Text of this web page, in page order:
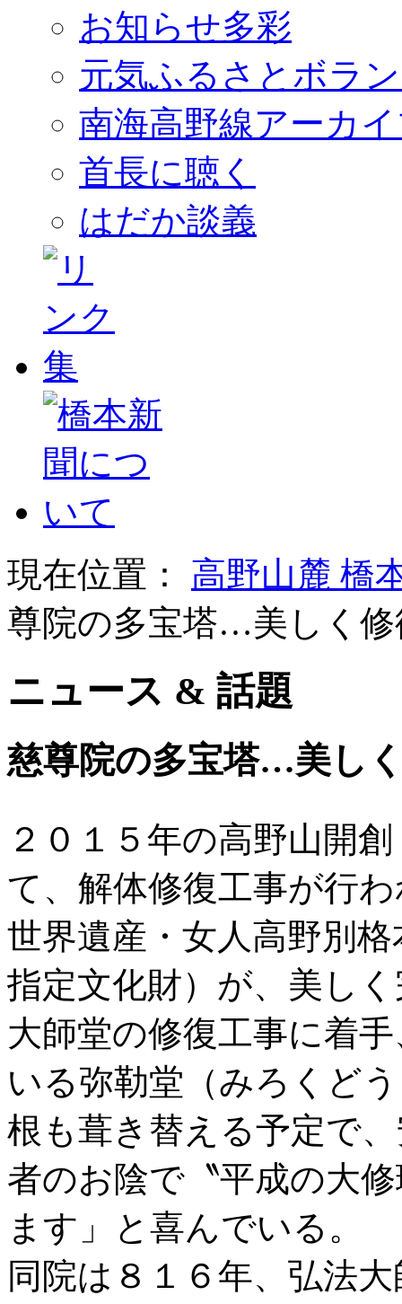
お知らせ多彩
元気ふるさとボラ
南海高野線アーカ
首長に聴く
はだか談義
現在位置： 高野山麓 橋
尊院の多宝塔…美しく修
ニュース & 話題
慈尊院の多宝塔…美し
２０１５年の高野山開
て、解体修復工事が行
世界遺産・女人高野別
指定文化財）が、美し
大師堂の修復工事に着
いる弥勒堂（みろくど
根も葺き替える予定で
者のお陰で〝平成の大
ます」と喜んでいる。
同院は８１６年、弘法